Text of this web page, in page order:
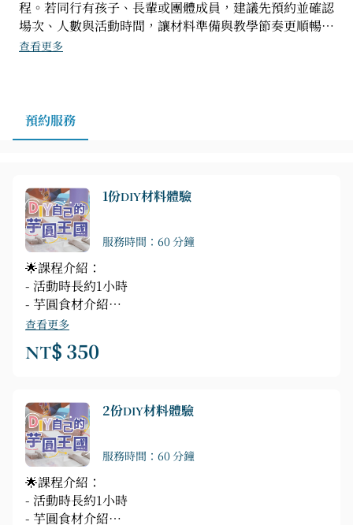
程。若同行有孩子、長輩或團體成員，建議先預約並確認
場次、人數與活動時間，讓材料準備與教學節奏更順暢，
也讓行程多一個可以共同參與的記憶點。
查看更多
預約服務
1份DIY材料體驗
服務時間：60 分鐘
🌟課程介紹：
- 活動時長約1小時
- 芋圓食材介紹
- 搓揉切割出完美的芋圓
- 下鍋烹煮加入喜歡的湯底
- 精美包裝一式
查看更多
NT$ 350
2份DIY材料體驗
服務時間：60 分鐘
🌟課程介紹：
- 活動時長約1小時
- 芋圓食材介紹